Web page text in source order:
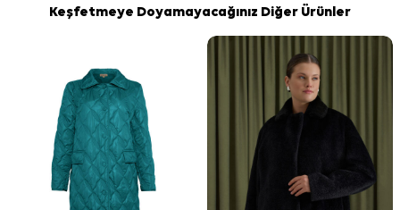
Keşfetmeye Doyamayacağınız Diğer Ürünler